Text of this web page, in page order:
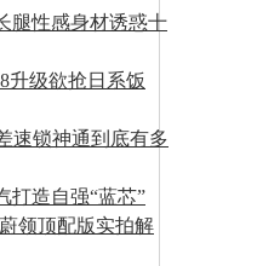
腿性感身材诱惑十
升级欲抢日系饭
速锁神通到底有多
打造自强“蓝芯”
领顶配版实拍解